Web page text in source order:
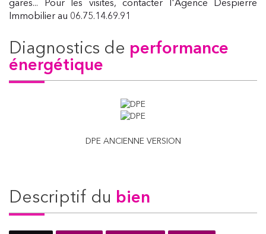
gares... Pour les visites, contacter l'Agence Despierre
Immobilier au 06.75.14.69.91
diagnostics de performance
énergétique
DPE ANCIENNE VERSION
descriptif du bien